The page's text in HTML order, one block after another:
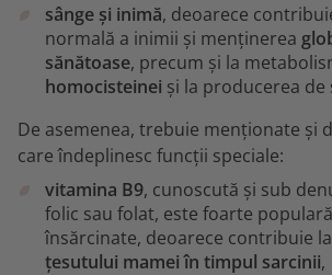
sânge și inimă, deoarece
normală a inimii și menținerea
sănătoase, precum și la
homocisteinei și la producerea de
De asemenea, trebuie menționate și
care îndeplinesc funcții speciale:
vitamina B9, cunoscută și sub
folic sau folat, este foarte
însărcinate, deoarece contribuie la
țesutului mamei în timpul sarcinii,